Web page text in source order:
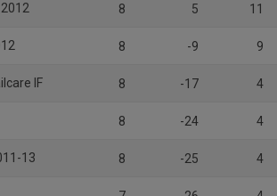
8 5 11
8 -9 9
IF 8 -17 4
8 -24 4
13 8 -25 4